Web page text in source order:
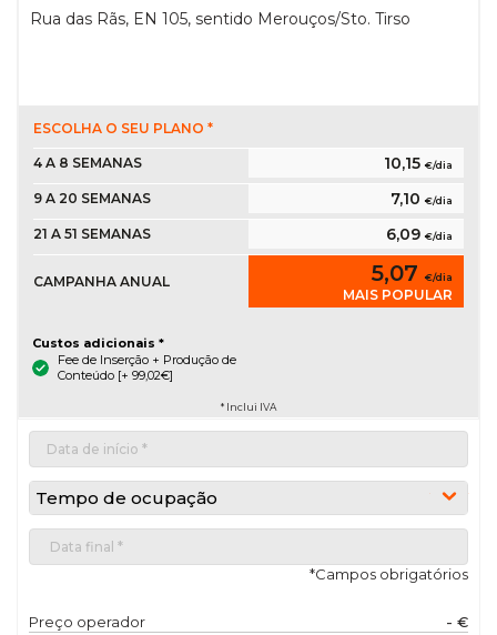
Rua das Rãs, EN 105, sentido Merouços/Sto. Tirso
ESCOLHA O SEU PLANO *
4 A 8 SEMANAS 10,15 €/dia
9 A 20 SEMANAS 7,10 €/dia
21 A 51 SEMANAS 6,09 €/dia
CAMPANHA ANUAL 5,07 €/dia
MAIS POPULAR
Custos adicionais *
Fee de Inserção + Produção de
Conteúdo [+ 99,02€]
* Inclui IVA
Tempo de ocupação
*Campos obrigatórios
Preço operador - €